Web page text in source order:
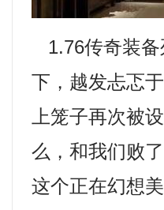
1.76传奇装备
下，越发忐忑
上笼子再次被
么，和我们败
这个正在幻想